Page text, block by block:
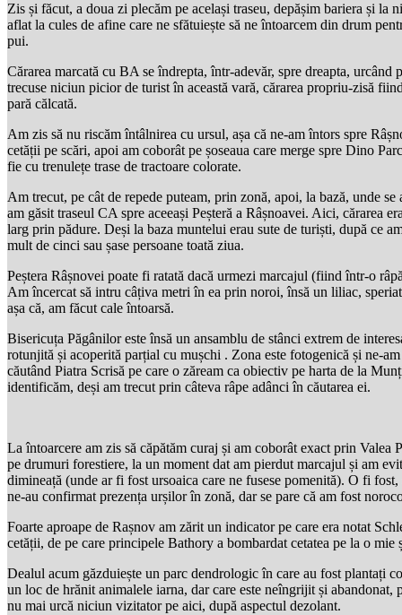
Zis și făcut, a doua zi plecăm pe același traseu, depășim bariera și
aflat la cules de afine care ne sfătuiește să ne întoarcem din drum
pui.
Cărarea marcată cu BA se îndrepta, într-adevăr, spre dreapta, urcând
trecuse niciun picior de turist în această vară, cărarea propriu-zisă
pară călcată.
Am zis să nu riscăm întâlnirea cu ursul, așa că ne-am întors spre
cetății pe scări, apoi am coborât pe șoseaua care merge spre Dino
fie cu trenulețe trase de tractoare colorate.
Am trecut, pe cât de repede puteam, prin zonă, apoi, la bază, unde se
am găsit traseul CA spre aceeași Peșteră a Râșnoavei. Aici, cărarea
larg prin pădure. Deși la baza muntelui erau sute de turiști, după ce
mult de cinci sau șase persoane toată ziua.
Peștera Râșnovei poate fi ratată dacă urmezi marcajul (fiind într-o
Am încercat să intru câțiva metri în ea prin noroi, însă un liliac,
așa că, am făcut cale întoarsă.
Bisericuța Păgânilor este însă un ansamblu de stânci extrem de
rotunjită și acoperită parțial cu mușchi . Zona este fotogenică și ne-
căutând Piatra Scrisă pe care o zăream ca obiectiv pe harta de la
identificăm, deși am trecut prin câteva râpe adânci în căutarea ei.
La întoarcere am zis să căpătăm curaj și am coborât exact prin Valea
pe drumuri forestiere, la un moment dat am pierdut marcajul și am
dimineață (unde ar fi fost ursoaica care ne fusese pomenită). O fi
ne-au confirmat prezența urșilor în zonă, dar se pare că am fost
Foarte aproape de Rașnov am zărit un indicator pe care era notat
cetății, de pe care principele Bathory a bombardat cetatea pe la o mie
Dealul acum găzduiește un parc dendrologic în care au fost plantați
un loc de hrănit animalele iarna, dar care este neîngrijit și abandonat,
nu mai urcă niciun vizitator pe aici, după aspectul dezolant.